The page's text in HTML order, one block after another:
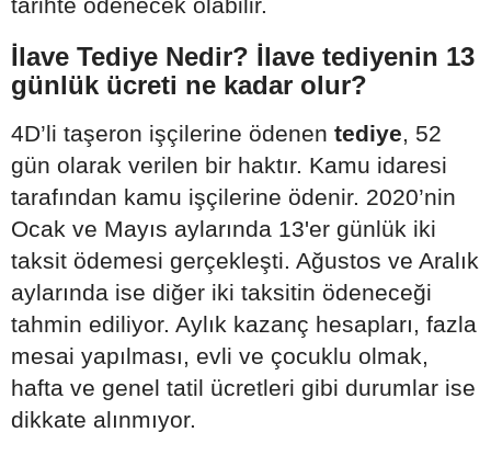
İlave Tediye Nedir? İlave tediyenin 13
günlük ücreti ne kadar olur?
4D’li taşeron işçilerine ödenen tediye, 52
gün olarak verilen bir haktır. Kamu idaresi
tarafından kamu işçilerine ödenir. 2020’nin
Ocak ve Mayıs aylarında 13'er günlük iki
taksit ödemesi gerçekleşti. Ağustos ve Aralık
aylarında ise diğer iki taksitin ödeneceği
tahmin ediliyor. Aylık kazanç hesapları, fazla
mesai yapılması, evli ve çocuklu olmak,
hafta ve genel tatil ücretleri gibi durumlar ise
dikkate alınmıyor.